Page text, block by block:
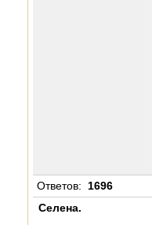
Ответов: 1696
Селена.